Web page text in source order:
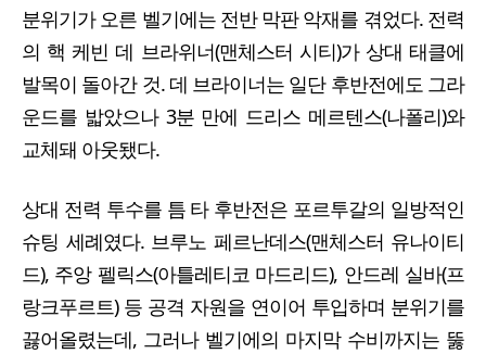
분위기가 오른 벨기에는 전반 막판 악재를 겪었다. 전력
의 핵 케빈 데 브라위너(맨체스터 시티)가 상대 태클에
발목이 돌아간 것. 데 브라이너는 일단 후반전에도 그라
운드를 밟았으나 3분 만에 드리스 메르텐스(나폴리)와
교체돼 아웃됐다.
상대 전력 투수를 틈 타 후반전은 포르투갈의 일방적인
슈팅 세례였다. 브루노 페르난데스(맨체스터 유나이티
드), 주앙 펠릭스(아틀레티코 마드리드), 안드레 실바(프
랑크푸르트) 등 공격 자원을 연이어 투입하며 분위기를
끓어올렸는데, 그러나 벨기에의 마지막 수비까지는 뚫